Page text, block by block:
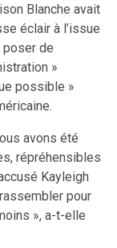
Blanche avait
éclair à l’issue
poser de
»
possible »
avons été
répréhensibles
Kayleigh
rassembler pour
», a-t-elle